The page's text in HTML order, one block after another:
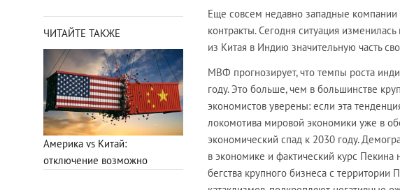
ЧИТАЙТЕ ТАКЖЕ
Америка vs Китай:
отключение возможно
Еще совсем недавно западные
контракты. Сегодня ситуация
из Китая в Индию значительную часть
МВФ прогнозирует, что темпы роста
году. Это больше, чем в большинстве
экономистов уверены: если эта
локомотива мировой экономики уже в
экономический спад к 2030 году.
в экономике и фактический курс
бегства крупного бизнеса с